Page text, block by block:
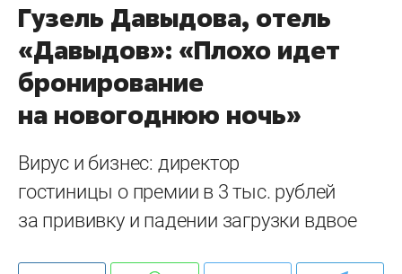
Гузель Давыдова, отель
«Давыдов»: «Плохо идет
бронирование
на новогоднюю ночь»
Вирус и бизнес: директор
гостиницы о премии в 3 тыс. рублей
за прививку и падении загрузки вдвое